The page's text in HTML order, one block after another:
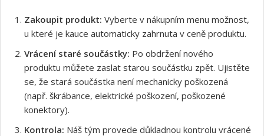
Zakoupit produkt: Vyberte v nákupním menu možnost,
u které je kauce automaticky zahrnuta v ceně produktu.
Vrácení staré součástky: Po obdržení nového
produktu můžete zaslat starou součástku zpět. Ujistěte
se, že stará součástka není mechanicky poškozená
(např. škrábance, elektrické poškození, poškozené
konektory).
Kontrola: Náš tým provede důkladnou kontrolu vrácené